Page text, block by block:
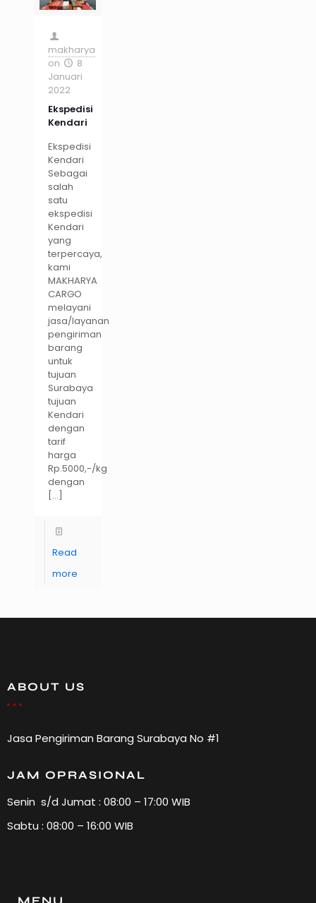
makharya
on
8
Januari
2022
Ekspedisi
Kendari
Ekspedisi
Kendari
Sebagai
salah
satu
ekspedisi
Kendari
yang
terpercaya,
kami
MAKHARYA
CARGO
melayani
jasa/layanan
pengiriman
barang
untuk
tujuan
Surabaya
tujuan
Kendari
dengan
tarif
harga
Rp.5000,-/kg
dengan
[…]
Read
more
ABOUT US
Jasa Pengiriman Barang Surabaya No #1
JAM OPRASIONAL
Senin s/d Jumat : 08:00 – 17:00 WIB
Sabtu : 08:00 – 16:00 WIB
MENU